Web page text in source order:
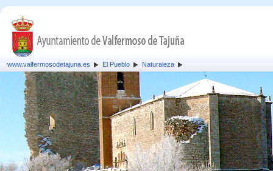
www.valfermosodetajuna.es El Pueblo Naturaleza